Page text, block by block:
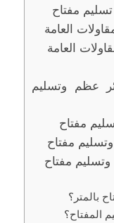
تسليم مفتاح
العامة
العامة
عظم وتسليم
مفتاح
مفتاح
مفتاح
بالمتر؟
المفتاح؟